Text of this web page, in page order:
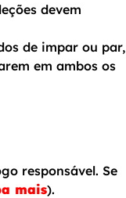
devem
de impar ou par,
em ambos os
responsável. Se
mais).